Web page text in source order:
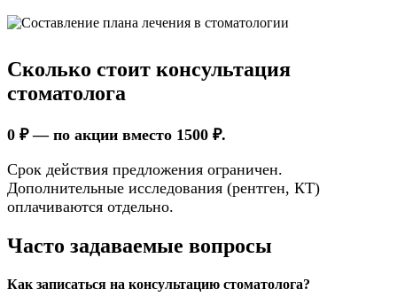
Сколько стоит консультация
стоматолога
0 ₽ — по акции вместо 1500 ₽.
Срок действия предложения ограничен.
Дополнительные исследования (рентген, КТ)
оплачиваются отдельно.
Часто задаваемые вопросы
Как записаться на консультацию стоматолога?